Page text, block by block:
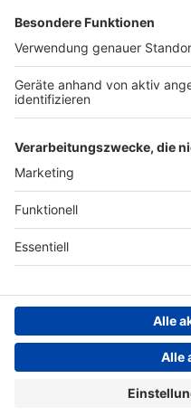
Archiv
Teilnahme­bedingungen
Geschäfts­bedingungen
ANTENNE BAYERN GROUP
Grounding Page ROCK
ANTENNE
Datenschutz­erklärung
Cookie- und Drittanbieter-
einstellungen
Persönliche Datenkontrolle